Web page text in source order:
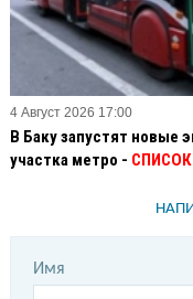
4 Август 2026 17:00
В Баку запустят новые
участка метро - СПИСОК
Имя